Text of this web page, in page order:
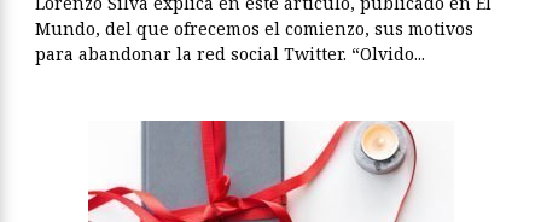
Mundo, del que ofrecemos el comienzo, sus motivos
para abandonar la red social Twitter. “Olvido...